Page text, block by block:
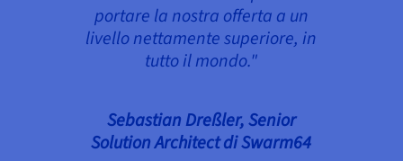
portare la nostra offerta a un
livello nettamente superiore, in
tutto il mondo."
Sebastian Dreßler, Senior
Solution Architect di Swarm64